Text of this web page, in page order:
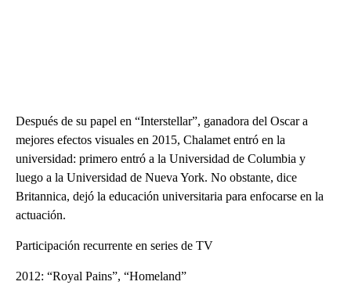
Después de su papel en “Interstellar”, ganadora del Oscar a
mejores efectos visuales en 2015, Chalamet entró en la
universidad: primero entró a la Universidad de Columbia y
luego a la Universidad de Nueva York. No obstante, dice
Britannica, dejó la educación universitaria para enfocarse en la
actuación.
Participación recurrente en series de TV
2012: “Royal Pains”, “Homeland”